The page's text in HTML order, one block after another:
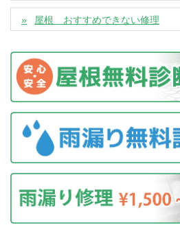
屋根 おすすめできない修理